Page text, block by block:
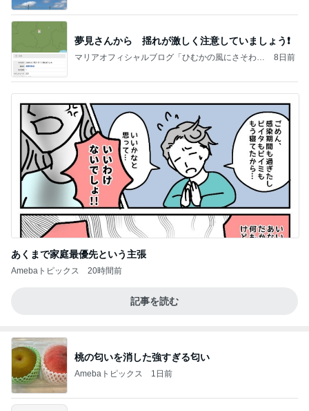
夢見さんから 揺れが激しく注意していましょう❗️
マリアオフィシャルブログ「ひむかの風にさそわれ
8日前
あくまで家庭最優先という主張
Amebaトピックス 20時間前
記事を読む
桃の匂いを消した強すぎる匂い
Amebaトピックス 1日前